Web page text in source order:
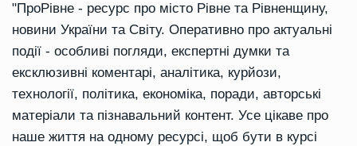
"ПроРівне - ресурс про місто Рівне та Рівненщину,
новини України та Світу. Оперативно про актуальні
події - особливі погляди, експертні думки та
ексклюзивні коментарі, аналітика, курйози,
технології, політика, економіка, поради, авторські
матеріали та пізнавальний контент. Усе цікаве про
наше життя на одному ресурсі, щоб бути в курсі